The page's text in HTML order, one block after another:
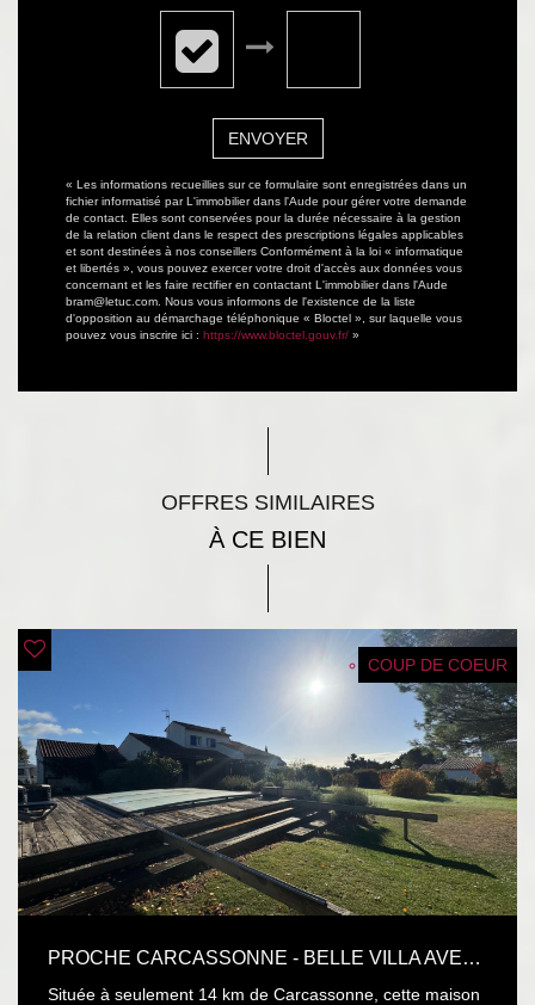
ENVOYER
« Les informations recueillies sur ce formulaire sont enregistrées dans un
fichier informatisé par L'immobilier dans l'Aude pour gérer votre demande
de contact. Elles sont conservées pour la durée nécessaire à la gestion
de la relation client dans le respect des prescriptions légales applicables
et sont destinées à nos conseillers Conformément à la loi « informatique
et libertés », vous pouvez exercer votre droit d'accès aux données vous
concernant et les faire rectifier en contactant L'immobilier dans l'Aude
bram@letuc.com. Nous vous informons de l'existence de la liste
d'opposition au démarchage téléphonique « Bloctel », sur laquelle vous
pouvez vous inscrire ici : https://www.bloctel.gouv.fr/ »
OFFRES SIMILAIRES
À CE BIEN
COUP DE COEUR
PROCHE CARCASSONNE - BELLE VILLA AVEC PISCINE SUR 5.500M2 DU
Située à seulement 14 km de Carcassonne, cette maison